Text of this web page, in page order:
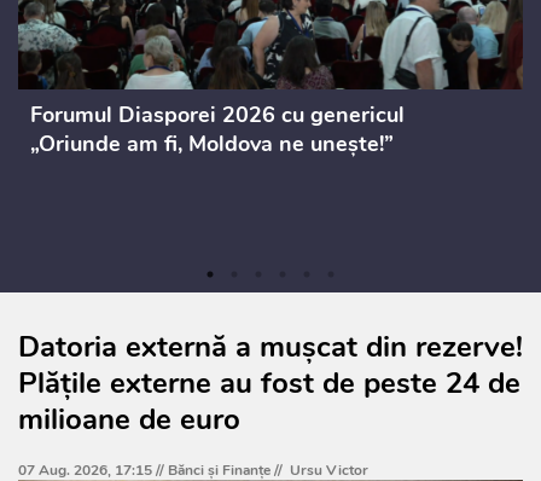
Forumul Diasporei 2026 cu genericul
„Oriunde am fi, Moldova ne unește!”
Datoria externă a mușcat din rezerve!
Plățile externe au fost de peste 24 de
milioane de euro
07 Aug. 2026, 17:15 // Bănci şi Finanţe// Ursu Victor